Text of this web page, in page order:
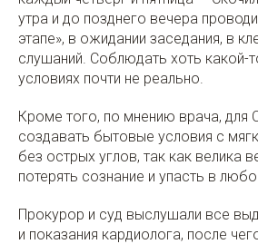
утра и до позднего вечера
этапе», в ожидании заседания, в
слушаний. Соблюдать хоть какой-
условиях почти не реально.
Кроме того, по мнению врача, для
создавать бытовые условия с
без острых углов, так как велика
потерять сознание и упасть в
Прокурор и суд выслушали все
и показания кардиолога, после